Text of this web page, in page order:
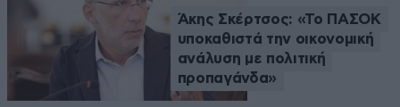
Άκης Σκέρτσος: «Το ΠΑΣΟΚ
υποκαθιστά την οικονομική
ανάλυση με πολιτική
προπαγάνδα»